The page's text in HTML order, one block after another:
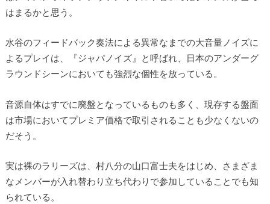
はまるかと思う。
水谷のフィードバック奏法による異常なまでの大音量ノイズに
よるプレイは、『ジャパノイズ』と呼ばれ、日本のアンダーグ
ラウンドシーンにおいても強烈な個性を放っている。
音源自体はすでに廃盤となっているものも多く、現存する盤面
は市場においてプレミア価格で取引されることも少なくないの
だそう。
実は裸のラリーズは、村八分の山口富士夫をはじめ、さまざま
なメンバーが入れ替わり立ち代わりで参加していることでも知
られている。